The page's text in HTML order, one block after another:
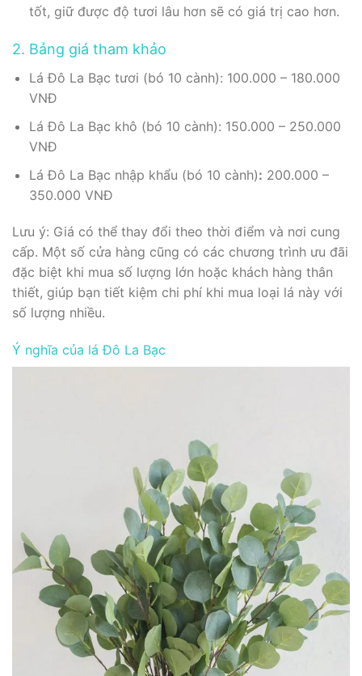
tốt, giữ được độ tươi lâu hơn sẽ có giá trị cao hơn.
2. Bảng giá tham khảo
Lá Đô La Bạc tươi (bó 10 cành): 100.000 – 180.000
VNĐ
Lá Đô La Bạc khô (bó 10 cành): 150.000 – 250.000
VNĐ
Lá Đô La Bạc nhập khẩu (bó 10 cành): 200.000 –
350.000 VNĐ
Lưu ý: Giá có thể thay đổi theo thời điểm và nơi cung
cấp. Một số cửa hàng cũng có các chương trình ưu đãi
đặc biệt khi mua số lượng lớn hoặc khách hàng thân
thiết, giúp bạn tiết kiệm chi phí khi mua loại lá này với
số lượng nhiều.
Ý nghĩa của lá Đô La Bạc